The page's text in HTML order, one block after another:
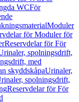
WCFör
Moduler
för Moduler för
Reservdelar för För
spolningsdrift,
med
skyddskåpaUrinaler,
spolningsdrift,
Reservdelar för För